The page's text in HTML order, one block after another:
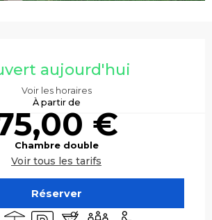
aujourd'hui
Voir les horaires
À partir de
€
Chambre double
Voir tous les tarifs
Réserver
TerrasseParkingBar / Buvette
Salle de réunion
Accès